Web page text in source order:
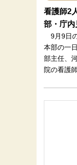
看護師2
部・庁内
9月9日
本部の一
部主任、
院の看護師